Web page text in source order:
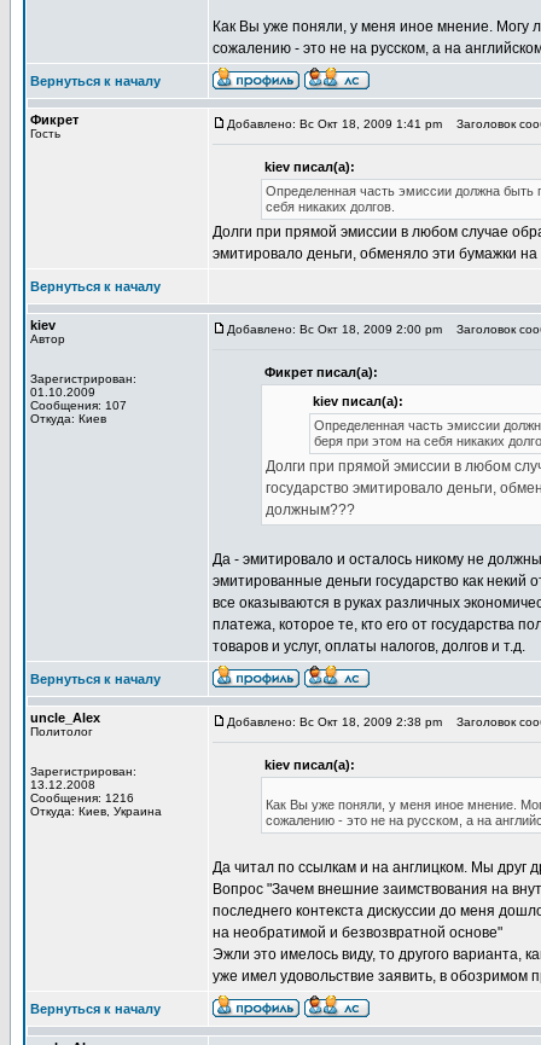
Как Вы уже поняли, у меня иное мнение. Могу
сожалению - это не на русском, а на
Вернуться к началу
Фикрет
Гость
Добавлено: Вс Окт 18, 2009 1:41 pm Заголовок
kiev писал(а):
Определенная часть эмиссии должна быть
себя никаких долгов.
Долги при прямой эмиссии в любом случае
эмитировало деньги, обменяло эти бумажки
Вернуться к началу
kiev
Автор
Зарегистрирован:
01.10.2009
Сообщения: 107
Откуда: Киев
Добавлено: Вс Окт 18, 2009 2:00 pm Заголовок
Фикрет писал(а):
kiev писал(а):
Определенная часть эмиссии
беря при этом на себя никаких
Долги при прямой эмиссии в любом
государство эмитировало деньги,
должным???
Да - эмитировало и осталось никому не
эмитированные деньги государство как некий
все оказываются в руках различных
платежа, которое те, кто его от государства
товаров и услуг, оплаты налогов, долгов и т.д.
Вернуться к началу
uncle_Alex
Политолог
Зарегистрирован:
13.12.2008
Сообщения: 1216
Откуда: Киев, Украина
Добавлено: Вс Окт 18, 2009 2:38 pm Заголовок
kiev писал(а):
Как Вы уже поняли, у меня иное мнение.
сожалению - это не на русском, а на
Да читал по ссылкам и на англицком. Мы друг
Вопрос "Зачем внешние заимствования на
последнего контекста дискуссии до меня
на необратимой и безвозвратной основе"
Эжли это имелось виду, то другого варианта,
уже имел удовольствие заявить, в обозримом
Вернуться к началу